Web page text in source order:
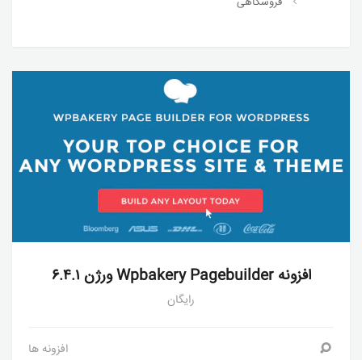
افزونه Wpbakery Pagebuilder ورژن ۶.۴.۱
رایگان
افزونه ها